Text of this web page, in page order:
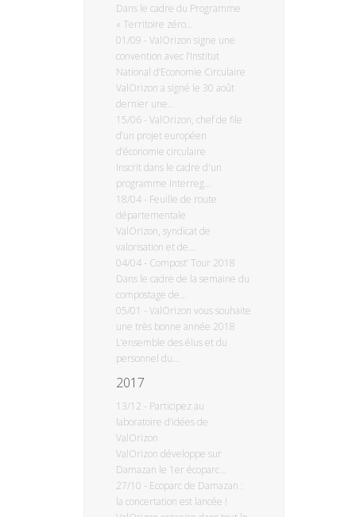
Dans le cadre du Programme
« Territoire zéro...
01/09 - ValOrizon signe une
convention avec l’Institut
National d’Economie Circulaire
ValOrizon a signé le 30 août
dernier une...
15/06 - ValOrizon, chef de file
d’un projet européen
d’économie circulaire
Inscrit dans le cadre d'un
programme Interreg...
18/04 - Feuille de route
départementale
ValOrizon, syndicat de
valorisation et de...
04/04 - Compost’ Tour 2018
Dans le cadre de la semaine du
compostage de...
05/01 - ValOrizon vous souhaite
une très bonne année 2018
L’ensemble des élus et du
personnel du...
2017
13/12 - Participez au
laboratoire d’idées de
ValOrizon
ValOrizon développe sur
Damazan le 1er écoparc...
27/10 - Ecoparc de Damazan :
la concertation est lancée !